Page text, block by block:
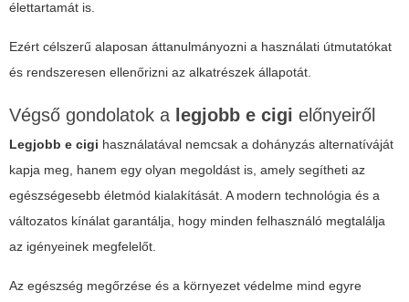
élettartamát is.
Ezért célszerű alaposan áttanulmányozni a használati útmutatókat
és rendszeresen ellenőrizni az alkatrészek állapotát.
Végső gondolatok a legjobb e cigi előnyeiről
Legjobb e cigi használatával nemcsak a dohányzás alternatíváját
kapja meg, hanem egy olyan megoldást is, amely segítheti az
egészségesebb életmód kialakítását. A modern technológia és a
változatos kínálat garantálja, hogy minden felhasználó megtalálja
az igényeinek megfelelőt.
Az egészség megőrzése és a környezet védelme mind egyre